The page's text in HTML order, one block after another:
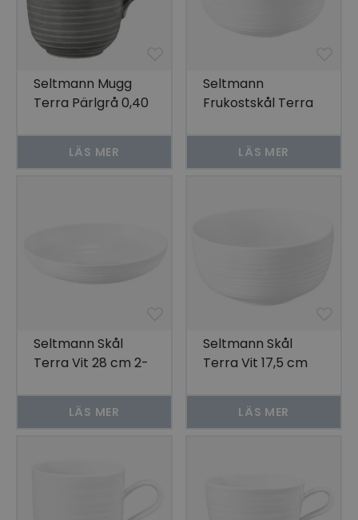
Seltmann Mugg
Terra Pärlgrå 0,40
LÄS MER
Seltmann
Frukostskål Terra
LÄS MER
Seltmann Skål
Terra Vit 28 cm 2-
LÄS MER
Seltmann Skål
Terra Vit 17,5 cm
LÄS MER